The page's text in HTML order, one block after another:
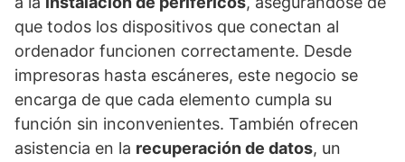
que todos los dispositivos que conectan al
ordenador funcionen correctamente. Desde
impresoras hasta escáneres, este negocio se
encarga de que cada elemento cumpla su
función sin inconvenientes. También ofrecen
asistencia en la recuperación de datos, un